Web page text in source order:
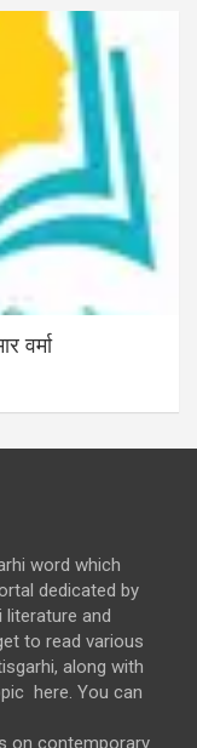
वर्मा
word which
dedicated by
literature and
to read various
along with
here. You can
on contemporary